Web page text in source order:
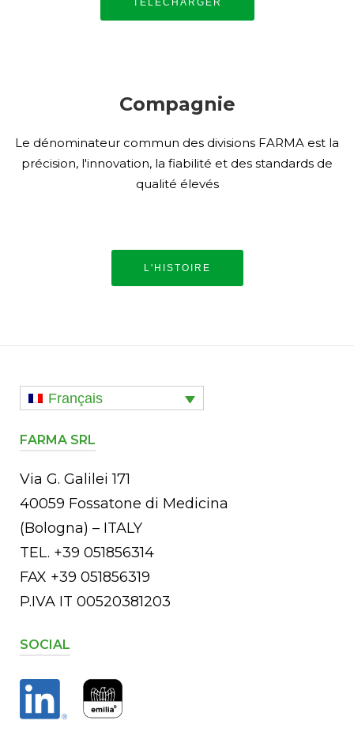
TÉLÉCHARGER
Compagnie
Le dénominateur commun des divisions FARMA est la
précision, l'innovation, la fiabilité et des standards de
qualité élevés
L'HISTOIRE
Français
FARMA SRL
Via G. Galilei 171
40059 Fossatone di Medicina
(Bologna) – ITALY
TEL. +39 051856314
FAX +39 051856319
P.IVA IT 00520381203
SOCIAL